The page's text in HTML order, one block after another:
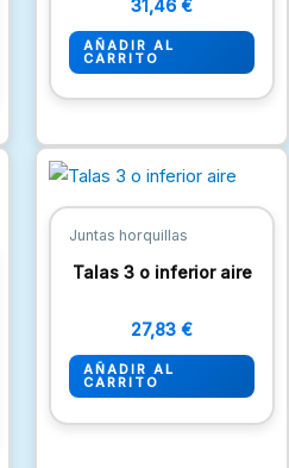
31,46 €
AÑADIR AL
CARRITO
Juntas horquillas
Talas 3 o inferior aire
27,83 €
AÑADIR AL
CARRITO